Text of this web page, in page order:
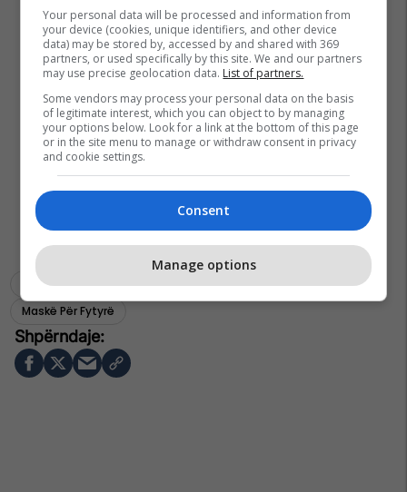
Soda E Bikarbonatit Piling Për Fytyrë
Vaj Kokosi
Maskë Për Fytyrë
Your personal data will be processed and information from
your device (cookies, unique identifiers, and other device
data) may be stored by, accessed by and shared with 369
partners, or used specifically by this site. We and our partners
may use precise geolocation data. List of partners.
Some vendors may process your personal data on the basis
of legitimate interest, which you can object to by managing
your options below. Look for a link at the bottom of this page
or in the site menu to manage or withdraw consent in privacy
and cookie settings.
Consent
Manage options